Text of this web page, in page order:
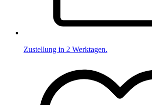
Zustellung in 2 Werktagen.